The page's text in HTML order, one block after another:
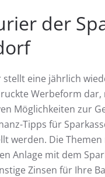
der
stellt eine jährlich
Werbeform dar,
Möglichkeiten zur
Tipps für
werden. Die
Anlage mit dem
Zinsen für Ihre